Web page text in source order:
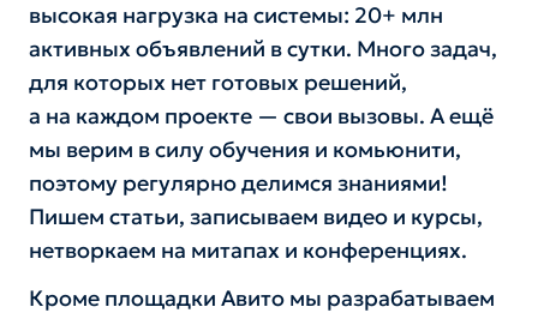
высокая нагрузка на системы: 20+ млн
активных объявлений в сутки. Много задач,
для которых нет готовых решений,
а на каждом проекте — свои вызовы. А ещё
мы верим в силу обучения и комьюнити,
поэтому регулярно делимся знаниями!
Пишем статьи, записываем видео и курсы,
нетворкаем на митапах и конференциях.
Кроме площадки Авито мы разрабатываем